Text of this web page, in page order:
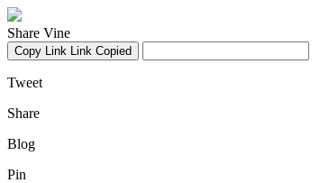
Share Vine
Copy Link Link Copied
Tweet
Share
Blog
Pin